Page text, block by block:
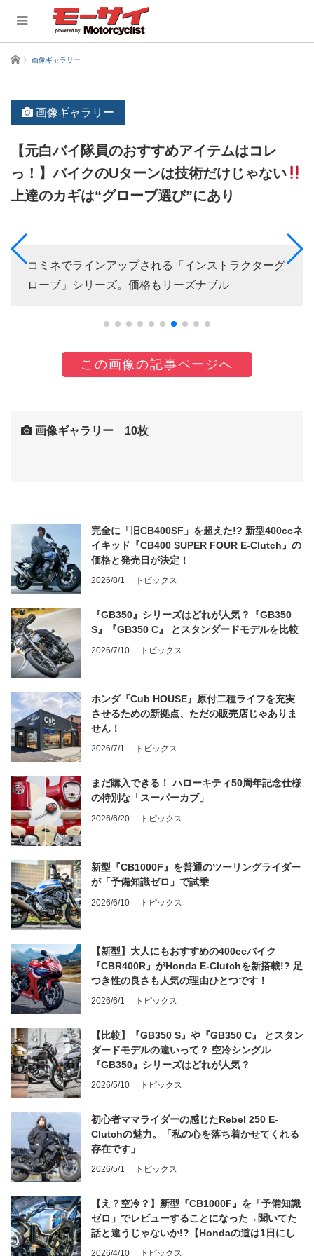
ホーム 画像ギャラリー
画像ギャラリー
【元白バイ隊員のおすすめアイテムはコレ
っ！】バイクのUターンは技術だけじゃない
上達のカギは“グローブ選び”にあり
コミネでラインアップされる「インストラクターグ
ローブ」シリーズ。価格もリーズナブル
この画像の記事ページへ
画像ギャラリー 10枚
完全に「旧CB400SF」を超えた!? 新型400ccネ
イキッド『CB400 SUPER FOUR E-Clutch』の
価格と発売日が決定！
2026/8/1 トピックス
『GB350』シリーズはどれが人気？『GB350
S』『GB350 C』 とスタンダードモデルを比較
2026/7/10 トピックス
ホンダ『Cub HOUSE』原付二種ライフを充実
させるための新拠点、ただの販売店じゃありま
せん！
2026/7/1 トピックス
まだ購入できる！ ハローキティ50周年記念仕様
の特別な「スーパーカブ」
2026/6/20 トピックス
新型『CB1000F』を普通のツーリングライダー
が「予備知識ゼロ」で試乗
2026/6/10 トピックス
【新型】大人にもおすすめの400ccバイク
『CBR400R』がHonda E-Clutchを新搭載!? 足
つき性の良さも人気の理由ひとつです！
2026/6/1 トピックス
【比較】『GB350 S』や『GB350 C』 とスタン
ダードモデルの違いって？ 空冷シングル
『GB350』シリーズはどれが人気？
2026/5/10 トピックス
初心者ママライダーの感じたRebel 250 E-
Clutchの魅力。「私の心を落ち着かせてくれる
存在です」
2026/5/1 トピックス
【え？空冷？】新型『CB1000F』を「予備知識
ゼロ」でレビューすることになった→聞いてた
話と違うじゃないか!?【Hondaの道は1日にし
てならず／CB1000F ①第一印象 編】
2026/4/10 トピックス